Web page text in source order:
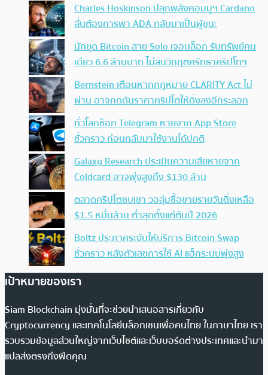
Charles Hoskinson ปลุกพลังคอมมูฯ Cardano
ลั่นต้องการพา ADA กลับมาเป็นผู้ชนะ
นักขุด Bitcoin สาย Solo เจอบล็อก รับทรัพย์คน
เดียว 6.6 ล้านบาท ไม่สนวิกฤตศรัทธาคริปโทฯ
Bernstein เตือนหากกฎหมาย CLARITY Act ไม่
ผ่าน อาจกดดันราคาคริปโตให้ดิ่งลงอีกระลอก
ทั่วโลกช็อก Telegram หายจาก App Store
ชั่วคราว ก่อนกลับมาใช้งานได้ปกติ
Galaxy Research ประเมินความเสียหายจาก
Coldcard อาจพุ่งสูงถึง $130 ล้าน
ตลาดคริปโตซบเซา วอลุ่มซื้อขายรายวันดิ่งเหลือ
$1.5 หมื่นล้าน ต่ำสุดตั้งแต่ต้นปี 2026
Boltz ประกาศระงับให้บริการ Bitcoin Swap
ชั่วคราว หลังตัวเลขการใช้ AI แฮ็กระบบพุ่งสูง
เป้าหมายของเรา
Siam Blockchain มุ่งมั่นที่จะช่วยนำเสนอสารเกี่ยวกับ
Cryptocurrency และเทคโนโลยีบล็อกเชนเพื่อคนไทย ในภาษาไทย เรา
รวบรวมข้อมูลส่วนใหญ่จากเว็บไซต์และเว็บบอร์ดต่างประเทศและนำมา
แปลส่งตรงถึงฟีดคุณ